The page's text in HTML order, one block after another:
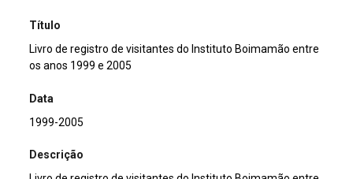
Título
Livro de registro de visitantes do Instituto Boimamão entre
os anos 1999 e 2005
Data
1999-2005
Descrição